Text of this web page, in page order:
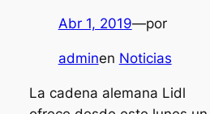
Abr 1, 2019—por
adminen Noticias
La cadena alemana Lidl